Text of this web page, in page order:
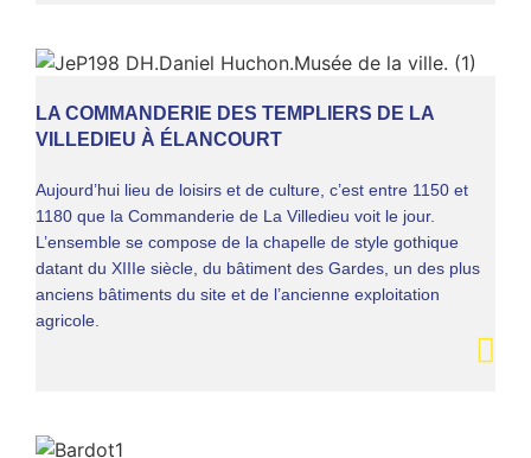
LA COMMANDERIE DES TEMPLIERS DE LA
VILLEDIEU À ÉLANCOURT
Aujourd’hui lieu de loisirs et de culture, c’est entre 1150 et
1180 que la Commanderie de La Villedieu voit le jour.
L’ensemble se compose de la chapelle de style gothique
datant du XIIIe siècle, du bâtiment des Gardes, un des plus
anciens bâtiments du site et de l’ancienne exploitation
agricole.